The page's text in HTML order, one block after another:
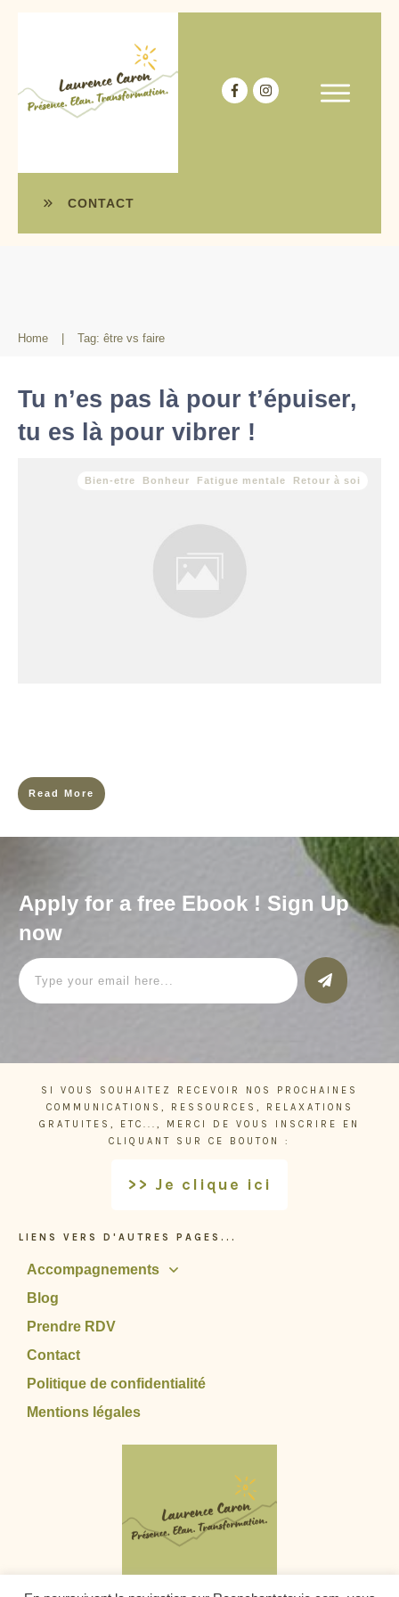
CONTACT
Home Tag: être vs faire
Tu n’es pas là pour t’épuiser,
tu es là pour vibrer !
Bien-etre Bonheur Fatigue mentale Retour à soi
Read More
Apply for a free Ebook ! Sign Up
now
LIENS VERS D'AUTRES PAGES...
Accompagnements
Blog
Prendre RDV
Contact
Politique de confidentialité
Mentions légales
SI VOUS SOUHAITEZ RECEVOIR NOS PROCHAINES
COMMUNICATIONS, RESSOURCES, RELAXATIONS
GRATUITES, ETC..., MERCI DE VOUS INSCRIRE EN
CLIQUANT SUR CE BOUTON :
>> Je clique ici